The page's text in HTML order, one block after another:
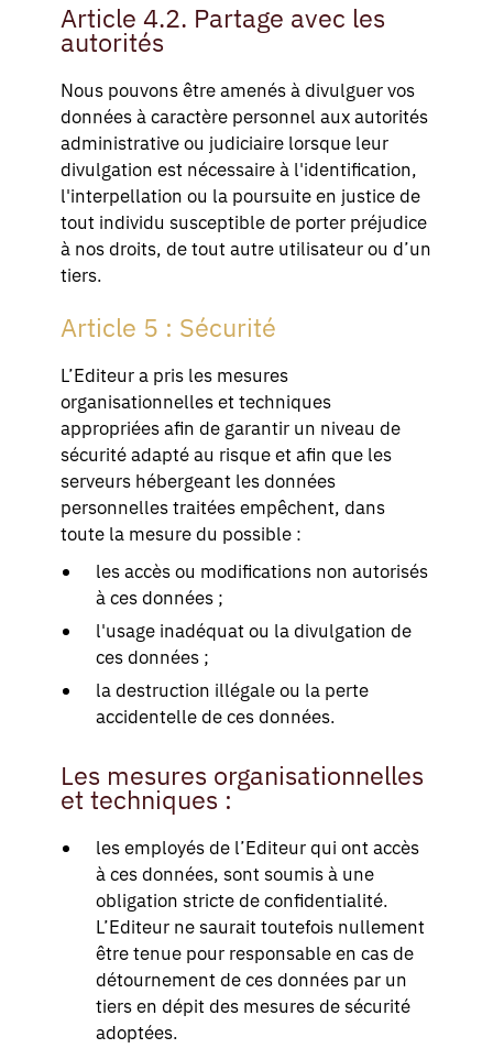
Article 4.2. Partage avec les
autorités
Nous pouvons être amenés à divulguer vos
données à caractère personnel aux autorités
administrative ou judiciaire lorsque leur
divulgation est nécessaire à l'identification,
l'interpellation ou la poursuite en justice de
tout individu susceptible de porter préjudice
à nos droits, de tout autre utilisateur ou d’un
tiers.
Article 5 : Sécurité
L’Editeur a pris les mesures
organisationnelles et techniques
appropriées afin de garantir un niveau de
sécurité adapté au risque et afin que les
serveurs hébergeant les données
personnelles traitées empêchent, dans
toute la mesure du possible :
les accès ou modifications non autorisés
à ces données ;
l'usage inadéquat ou la divulgation de
ces données ;
la destruction illégale ou la perte
accidentelle de ces données.
Les mesures organisationnelles
et techniques :
les employés de l’Editeur qui ont accès
à ces données, sont soumis à une
obligation stricte de confidentialité.
L’Editeur ne saurait toutefois nullement
être tenue pour responsable en cas de
détournement de ces données par un
tiers en dépit des mesures de sécurité
adoptées.